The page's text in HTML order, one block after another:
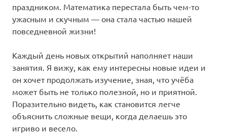
праздником. Математика перестала быть чем-то
ужасным и скучным — она стала частью нашей
повседневной жизни!
Каждый день новых открытий наполняет наши
занятия. Я вижу, как ему интересны новые идеи и
он хочет продолжать изучение, зная, что учёба
может быть не только полезной, но и приятной.
Поразительно видеть, как становится легче
объяснить сложные вещи, когда делаешь это
игриво и весело.